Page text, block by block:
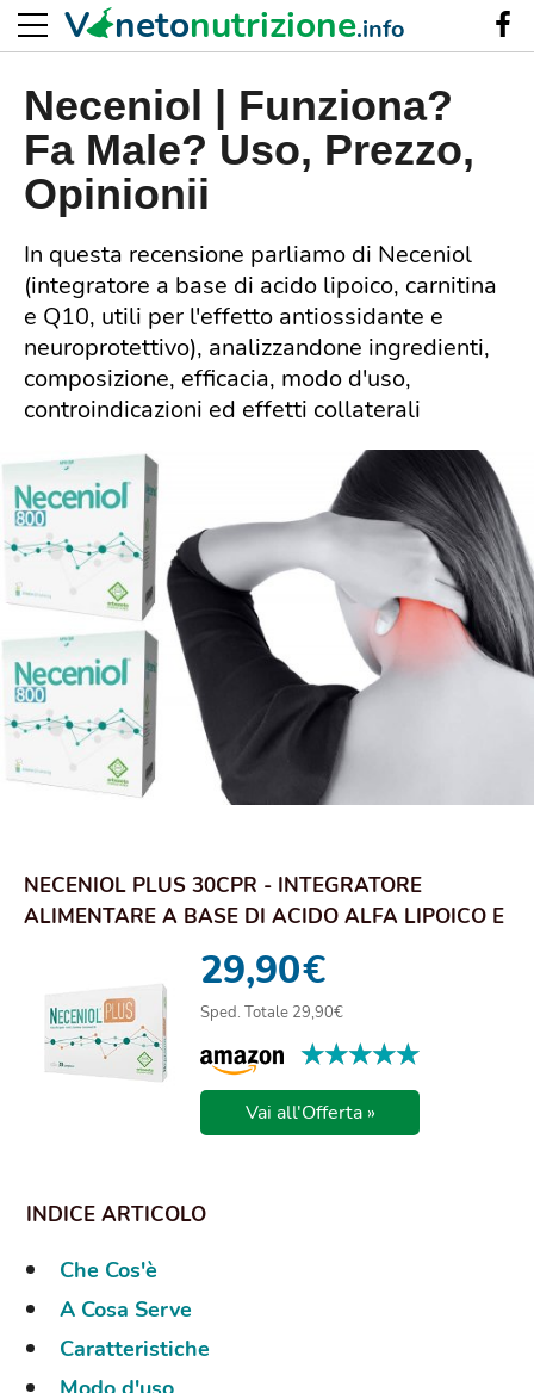
Neceniol | Funziona?
Fa Male? Uso, Prezzo,
Opinionii
In questa recensione parliamo di Neceniol
(integratore a base di acido lipoico, carnitina
e Q10, utili per l'effetto antiossidante e
neuroprotettivo), analizzandone ingredienti,
composizione, efficacia, modo d'uso,
controindicazioni ed effetti collaterali
NECENIOL PLUS 30CPR - INTEGRATORE
ALIMENTARE A BASE DI ACIDO ALFA LIPOICO E
29,90€
Sped. Totale 29,90€
★★★★★
★★★★★
Vai all'Offerta »
Che Cos'è
A Cosa Serve
Caratteristiche
V netonutrizione.info